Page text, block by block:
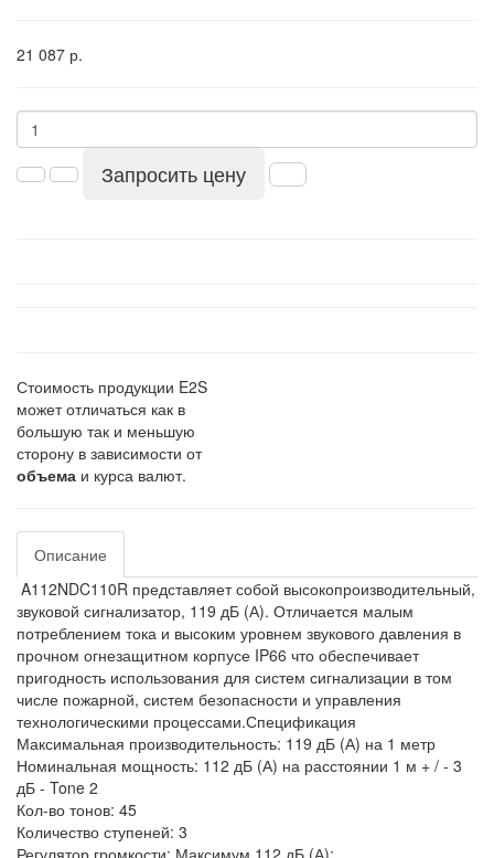
21 087 р.
Запросить цену
Стоимость продукции E2S
может отличаться как в
большую так и меньшую
сторону в зависимости от
объема и курса валют.
Описание
A112NDC110R представляет собой высокопроизводительный,
звуковой сигнализатор, 119 дБ (А). Отличается малым
потреблением тока и высоким уровнем звукового давления в
прочном огнезащитном корпусе IP66 что обеспечивает
пригодность использования для систем сигнализации в том
числе пожарной, систем безопасности и управления
технологическими процессами.Спецификация
Максимальная производительность: 119 дБ (А) на 1 метр
Номинальная мощность: 112 дБ (А) на расстоянии 1 м + / - 3
дБ - Tone 2
Кол-во тонов: 45
Количество ступеней: 3